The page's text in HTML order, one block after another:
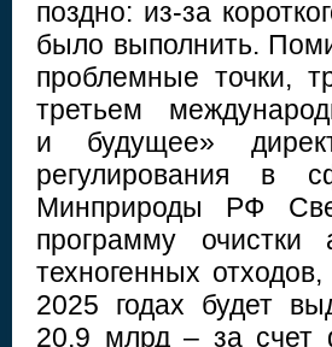
поздно: из-за
было выполнить.
проблемные точки,
третьем
и будущее»
регулирования в
Минприроды РФ
программу очистки
техногенных
2025 годах будет
20,9 млрд – за счет